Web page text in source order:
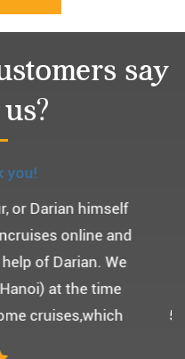
say
어머니 환갑여행~
하롱베이, 몽쉐리 크
왔어요. ^^
만큼 비교적 선선한 2
해서 다녀왔습니다.
무진 버스 덕분에 부